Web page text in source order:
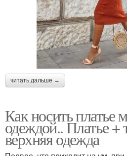
читать дальше →
Как носить платье
одеждой.. Платье +
верхняя одежда